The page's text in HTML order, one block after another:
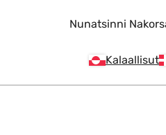
Kalaallisut
Nunatsinni